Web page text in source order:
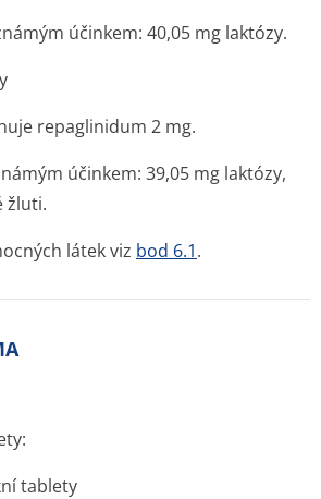
účinkem: 40,05 mg laktózy.
repaglinidum 2 mg.
účinkem: 39,05 mg laktózy,
žluti.
látek viz bod 6.1.
tablety